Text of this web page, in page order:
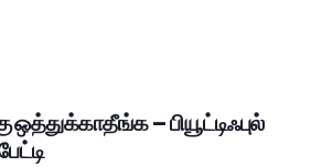
– பியூட்டிஃபுல்